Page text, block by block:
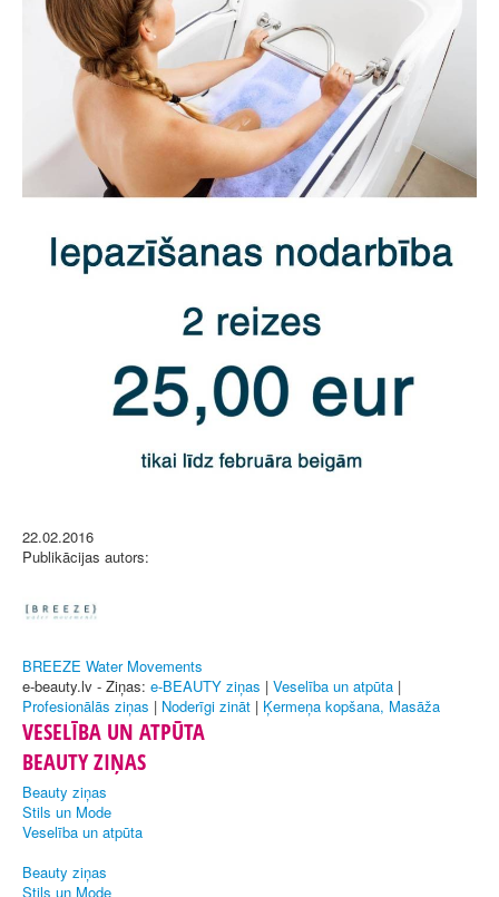
22.02.2016
Publikācijas autors:
BREEZE Water Movements
e-beauty.lv - Ziņas: e-BEAUTY ziņas | Veselība un atpūta |
Profesionālās ziņas | Noderīgi zināt | Ķermeņa kopšana, Masāža
VESELĪBA UN ATPŪTA
BEAUTY ZIŅAS
Beauty ziņas
Stils un Mode
Veselība un atpūta
Beauty ziņas
Stils un Mode